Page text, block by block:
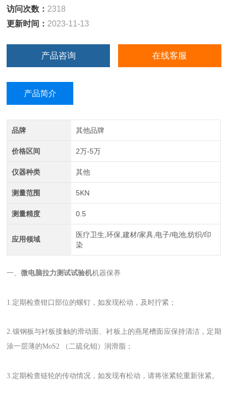
访问次数： 2318
更新时间： 2023-11-13
产品咨询 在线客服
产品简介
品牌 其他品牌
价格区间 2万-5万
仪器种类 其他
测量范围 5KN
测量精度 0.5
应用领域
医疗卫生,环保,建材/家具,电子/电池,纺织/印
染
一、微电脑拉力测试试验机机器保养
1.定期检查钳口部位的螺钉，如发现松动，及时拧紧；
2.镶钢板与衬板接触的滑动面、衬板上的燕尾槽面应保持清洁，定期
涂一层薄的MoS2 （二硫化钼）润滑脂；
3.定期检查链轮的传动情况，如发现有松动，请将张紧轮重新张紧。